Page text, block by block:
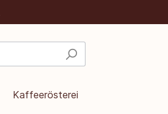
Kaffeerösterei